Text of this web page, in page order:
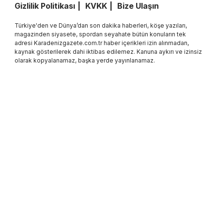
Gizlilik Politikası
KVKK Bize Ulaşın
Türkiye'den ve Dünya’dan son dakika haberleri, köşe yazıları,
magazinden siyasete, spordan seyahate bütün konuların tek
adresi Karadenizgazete.com.tr haber içerikleri izin alınmadan,
kaynak gösterilerek dahi iktibas edilemez. Kanuna aykırı ve izinsiz
olarak kopyalanamaz, başka yerde yayınlanamaz.